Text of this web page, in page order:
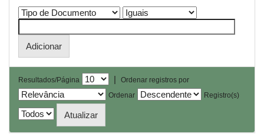
Resultados/Página |
Ordenar registros por
Ordenar
Registro(s)